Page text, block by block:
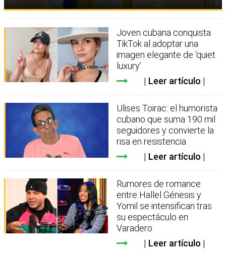
Joven cubana conquista
TikTok al adoptar una
imagen elegante de ‘quiet
luxury’
Leer artículo
Ulises Toirac: el humorista
cubano que suma 190 mil
seguidores y convierte la
risa en resistencia
Leer artículo
Rumores de romance
entre Hallel Génesis y
Yomil se intensifican tras
su espectáculo en
Varadero
Leer artículo